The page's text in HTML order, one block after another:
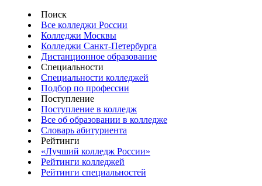
Поиск
Все колледжи России
Колледжи Москвы
Колледжи Санкт-Петербурга
Дистанционное образование
Специальности
Специальности колледжей
Подбор по профессии
Поступление
Поступление в колледж
Все об образовании в колледже
Словарь абитуриента
Рейтинги
«Лучший колледж России»
Рейтинги колледжей
Рейтинги специальностей